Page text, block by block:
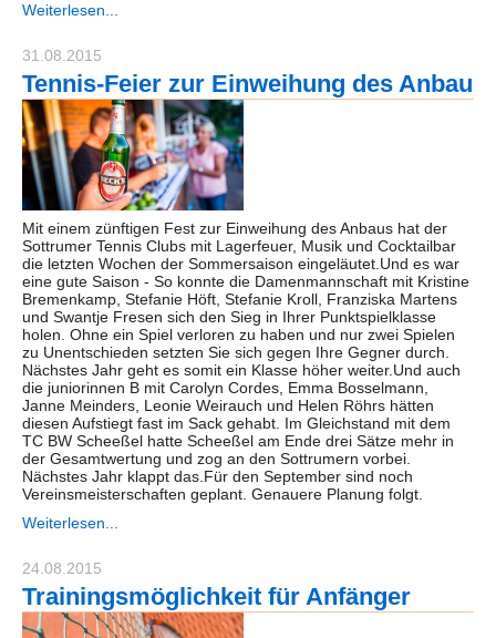
Weiterlesen...
31.08.2015
Tennis-Feier zur Einweihung des Anbau
Mit einem zünftigen Fest zur Einweihung des Anbaus hat der
Sottrumer Tennis Clubs mit Lagerfeuer, Musik und Cocktailbar
die letzten Wochen der Sommersaison eingeläutet.Und es war
eine gute Saison - So konnte die Damenmannschaft mit Kristine
Bremenkamp, Stefanie Höft, Stefanie Kroll, Franziska Martens
und Swantje Fresen sich den Sieg in Ihrer Punktspielklasse
holen. Ohne ein Spiel verloren zu haben und nur zwei Spielen
zu Unentschieden setzten Sie sich gegen Ihre Gegner durch.
Nächstes Jahr geht es somit ein Klasse höher weiter.Und auch
die juniorinnen B mit Carolyn Cordes, Emma Bosselmann,
Janne Meinders, Leonie Weirauch und Helen Röhrs hätten
diesen Aufstiegt fast im Sack gehabt. Im Gleichstand mit dem
TC BW Scheeßel hatte Scheeßel am Ende drei Sätze mehr in
der Gesamtwertung und zog an den Sottrumern vorbei.
Nächstes Jahr klappt das.Für den September sind noch
Vereinsmeisterschaften geplant. Genauere Planung folgt.
Weiterlesen...
24.08.2015
Trainingsmöglichkeit für Anfänger